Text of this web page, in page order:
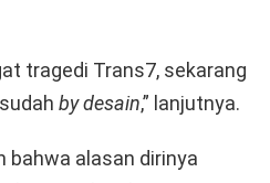
tragedi Trans7, sekarang
by desain,” lanjutnya.
bahwa alasan dirinya